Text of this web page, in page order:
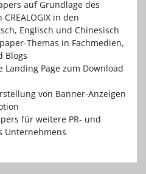
auf Grundlage des
in den
Englisch und Chinesisch
Themas in Fachmedien,
Blogs
Page zum Download
von Banner-Anzeigen
für weitere PR- und
Unternehmens